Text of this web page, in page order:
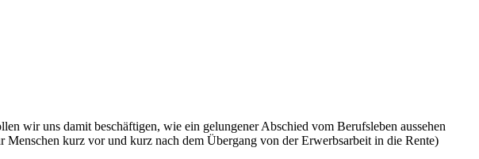
wir uns damit beschäftigen, wie ein gelungener Abschied vom Berufsleben aussehen
kurz vor und kurz nach dem Übergang von der Erwerbsarbeit in die Rente)